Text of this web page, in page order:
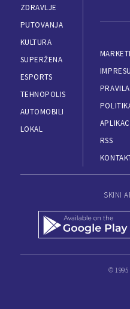
ZDRAVLJE
PUTOVANJA
KULTURA
SUPERŽENA
ESPORTS
TEHNOPOLIS
AUTOMOBILI
LOKAL
RSS
SKINI
© 1995